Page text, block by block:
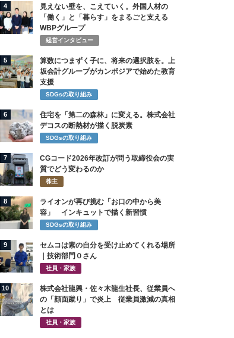
4
見えない壁を、こえていく。外国人材の
「働く」と「暮らす」をまるごと支える
WBPグループ
経営インタビュー
5
算数につまずく子に、将来の選択肢を。上
坂会計グループがカンボジアで始めた教育
支援
SDGsの取り組み
6
住宅を「第二の森林」に変える。株式会社
デコスの断熱材が描く脱炭素
SDGsの取り組み
7
CGコード2026年改訂が問う取締役会の実
質でどう変わるのか
株主
8
ライオンが再び挑む「お口の中から美
容」 インキュットで描く新習慣
SDGsの取り組み
9
セムコは素の自分を受け止めてくれる場所
｜技術部門０さん
社員・家族
10
株式会社龍興・佐々木龍生社長、従業員へ
の「顔面蹴り」で炎上 従業員激減の真相
とは
社員・家族